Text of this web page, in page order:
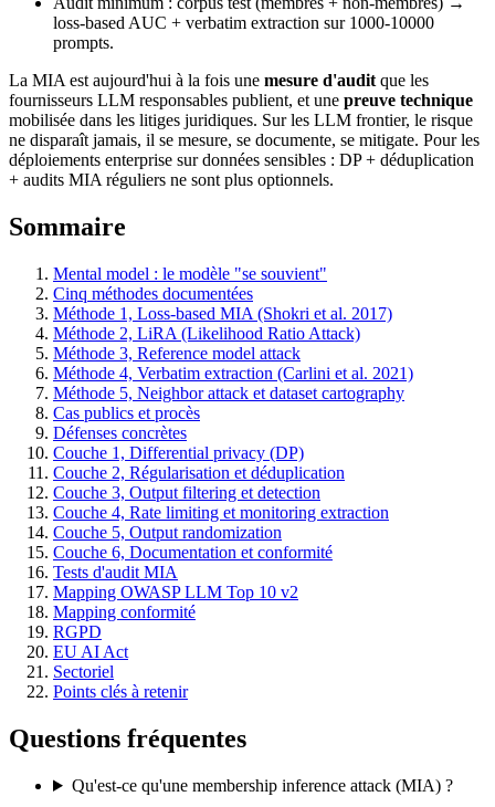
loss-based AUC + verbatim extraction sur 1000-10000
prompts.
La MIA est aujourd'hui à la fois une mesure d'audit que les
fournisseurs LLM responsables publient, et une preuve technique
mobilisée dans les litiges juridiques. Sur les LLM frontier, le risque
ne disparaît jamais, il se mesure, se documente, se mitigate. Pour les
déploiements enterprise sur données sensibles : DP + déduplication
+ audits MIA réguliers ne sont plus optionnels.
Sommaire
Mental model : le modèle "se souvient"
Cinq méthodes documentées
Méthode 1, Loss-based MIA (Shokri et al. 2017)
Méthode 2, LiRA (Likelihood Ratio Attack)
Méthode 3, Reference model attack
Méthode 4, Verbatim extraction (Carlini et al. 2021)
Méthode 5, Neighbor attack et dataset cartography
Cas publics et procès
Défenses concrètes
Couche 1, Differential privacy (DP)
Couche 2, Régularisation et déduplication
Couche 3, Output filtering et detection
Couche 4, Rate limiting et monitoring extraction
Couche 5, Output randomization
Couche 6, Documentation et conformité
Tests d'audit MIA
Mapping OWASP LLM Top 10 v2
Mapping conformité
RGPD
EU AI Act
Sectoriel
Points clés à retenir
Questions fréquentes
Qu'est-ce qu'une membership inference attack (MIA) ?